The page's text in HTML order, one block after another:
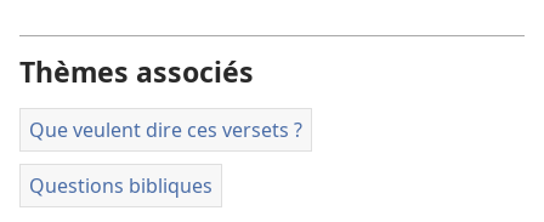
vidéo
Thèmes associés
Que veulent dire ces versets ?
Questions bibliques